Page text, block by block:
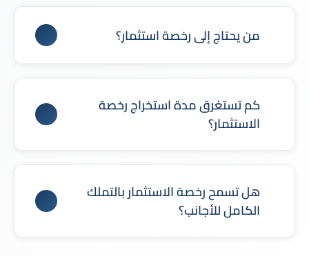
رخصة الاستثمار هي تصريح رسمي تصدره وزارة
الاستثمار السعودية (MISA) يتيح للمستثمرين ممارسة
الأنشطة التجارية أو الاستثمارية بشكل نظامي داخل
المملكة.
من يحتاج إلى رخصة استثمار؟
يحتاج المستثمرون الأجانب والشركات غير السعودية إلى
رخصة استثمار عند تأسيس شركة أو مزاولة نشاط
استثماري داخل المملكة.
كم تستغرق مدة استخراج رخصة
الاستثمار؟
عادةً ما يتم إصدار الرخصة خلال عدة أيام عمل في حال
استكمال جميع المتطلبات والمستندات النظامية.
هل تسمح رخصة الاستثمار بالتملك
الكامل للأجانب؟